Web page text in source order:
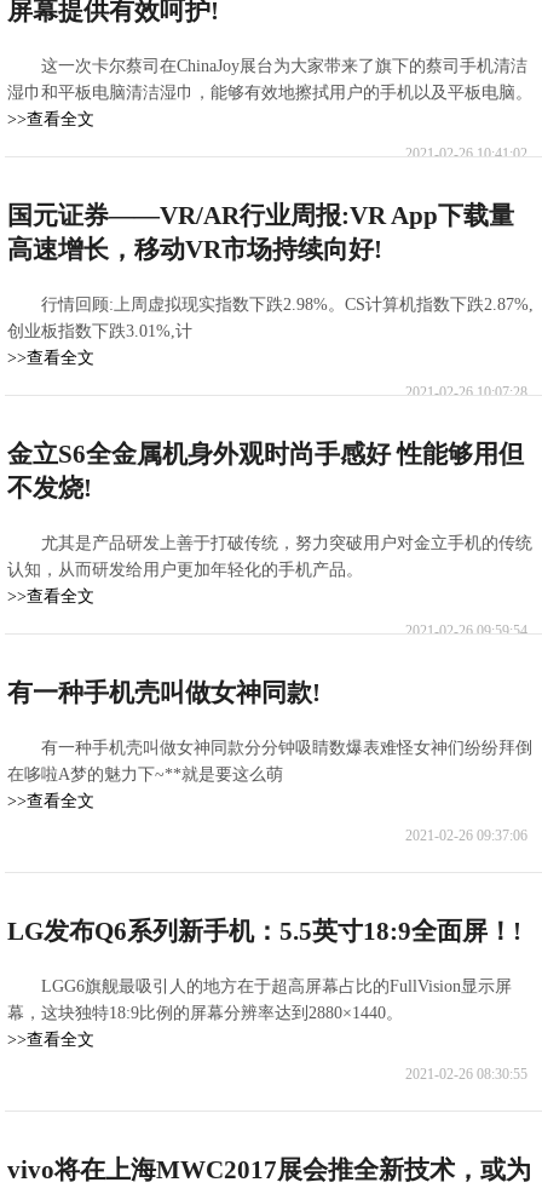
屏幕提供有效呵护!
这一次卡尔蔡司在ChinaJoy展台为大家带来了旗下的蔡司手机清洁
湿巾和平板电脑清洁湿巾，能够有效地擦拭用户的手机以及平板电脑。
>>查看全文
2021-02-26 10:41:02
国元证券——VR/AR行业周报:VR App下载量
高速增长，移动VR市场持续向好!
行情回顾:上周虚拟现实指数下跌2.98%。CS计算机指数下跌2.87%,
创业板指数下跌3.01%,计
>>查看全文
2021-02-26 10:07:28
金立S6全金属机身外观时尚手感好 性能够用但
不发烧!
尤其是产品研发上善于打破传统，努力突破用户对金立手机的传统
认知，从而研发给用户更加年轻化的手机产品。
>>查看全文
2021-02-26 09:59:54
有一种手机壳叫做女神同款!
有一种手机壳叫做女神同款分分钟吸睛数爆表难怪女神们纷纷拜倒
在哆啦A梦的魅力下~**就是要这么萌
>>查看全文
2021-02-26 09:37:06
LG发布Q6系列新手机：5.5英寸18:9全面屏！!
LGG6旗舰最吸引人的地方在于超高屏幕占比的FullVision显示屏
幕，这块独特18:9比例的屏幕分辨率达到2880×1440。
>>查看全文
2021-02-26 08:30:55
vivo将在上海MWC2017展会推全新技术，或为